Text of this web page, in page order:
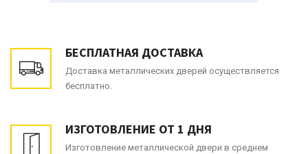
БЕСПЛАТНАЯ ДОСТАВКА
Доставка металлических дверей осуществляется
бесплатно.
ИЗГОТОВЛЕНИЕ ОТ 1 ДНЯ
Изготовление металлической двери в среднем